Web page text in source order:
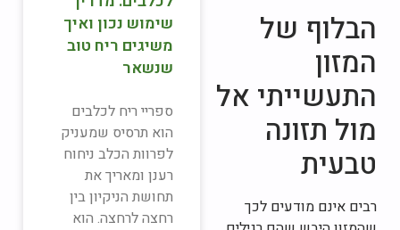
הבלוף של
המזון
התעשייתי אל
מול תזונה
טבעית
רבים אינם מודעים לכך
שימוש נכון ואיך
משיגים ריח טוב
שנשאר
ספריי ריח לכלבים
הוא תרסיס שמעניק
לפרוות הכלב ניחוח
רענן ומאריך את
תחושת הניקיון בין
רחצה לרחצה. הוא